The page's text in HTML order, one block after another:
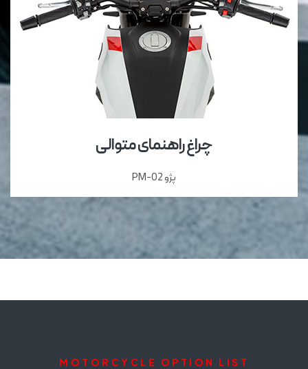
چراغ راهنمای متوالی
پژو PM-02
MOTORCYCLE OPTION LIST